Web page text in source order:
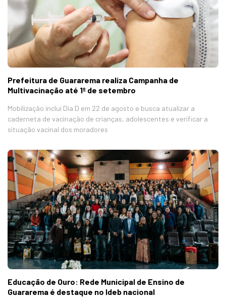
Prefeitura de Guararema realiza Campanha de
Multivacinação até 1º de setembro
Mobilização inclui Dia D em 22 de agosto e busca atualizar a
caderneta de vacinação de crianças, adolescentes e verificar a
situação vacinal dos moradores
Educação de Ouro: Rede Municipal de Ensino de
Guararema é destaque no Ideb nacional